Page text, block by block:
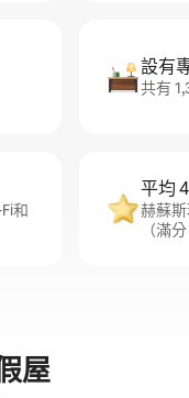
設有
共有
和
平均
赫蘇
（滿
屋